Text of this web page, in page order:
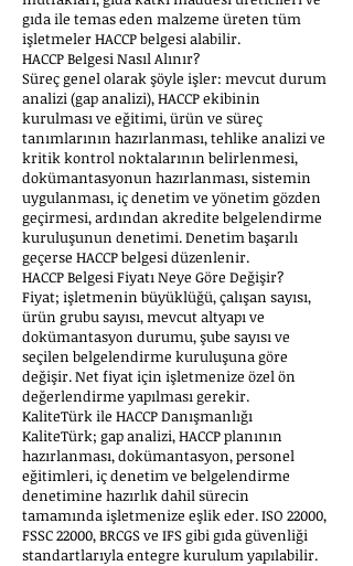
gıda ile temas eden malzeme üreten tüm
işletmeler HACCP belgesi alabilir.
HACCP Belgesi Nasıl Alınır?
Süreç genel olarak şöyle işler: mevcut durum
analizi (gap analizi), HACCP ekibinin
kurulması ve eğitimi, ürün ve süreç
tanımlarının hazırlanması, tehlike analizi ve
kritik kontrol noktalarının belirlenmesi,
dokümantasyonun hazırlanması, sistemin
uygulanması, iç denetim ve yönetim gözden
geçirmesi, ardından akredite belgelendirme
kuruluşunun denetimi. Denetim başarılı
geçerse HACCP belgesi düzenlenir.
HACCP Belgesi Fiyatı Neye Göre Değişir?
Fiyat; işletmenin büyüklüğü, çalışan sayısı,
ürün grubu sayısı, mevcut altyapı ve
dokümantasyon durumu, şube sayısı ve
seçilen belgelendirme kuruluşuna göre
değişir. Net fiyat için işletmenize özel ön
değerlendirme yapılması gerekir.
KaliteTürk ile HACCP Danışmanlığı
KaliteTürk; gap analizi, HACCP planının
hazırlanması, dokümantasyon, personel
eğitimleri, iç denetim ve belgelendirme
denetimine hazırlık dahil sürecin
tamamında işletmenize eşlik eder. ISO 22000,
FSSC 22000, BRCGS ve IFS gibi gıda güvenliği
standartlarıyla entegre kurulum yapılabilir.